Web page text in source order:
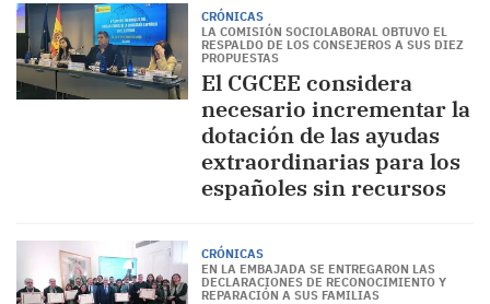
CRÓNICAS
LA COMISIÓN SOCIOLABORAL OBTUVO EL
RESPALDO DE LOS CONSEJEROS A SUS DIEZ
PROPUESTAS
El CGCEE considera
necesario incrementar la
dotación de las ayudas
extraordinarias para los
españoles sin recursos
CRÓNICAS
EN LA EMBAJADA SE ENTREGARON LAS
DECLARACIONES DE RECONOCIMIENTO Y
REPARACIÓN A SUS FAMILIAS